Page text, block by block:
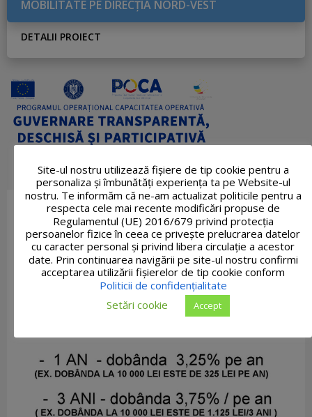
MOBILITATE PE DIRECŢIA NORD-VEST
DETALII PROIECT
Site-ul nostru utilizează fişiere de tip cookie pentru a
personaliza și îmbunătăți experiența ta pe Website-ul
nostru. Te informăm că ne-am actualizat politicile pentru a
respecta cele mai recente modificări propuse de
Regulamentul (UE) 2016/679 privind protecția
persoanelor fizice în ceea ce privește prelucrarea datelor
cu caracter personal și privind libera circulație a acestor
date. Prin continuarea navigării pe site-ul nostru confirmi
acceptarea utilizării fişierelor de tip cookie conform
Politicii de confidențialitate
Setări cookie
Accept